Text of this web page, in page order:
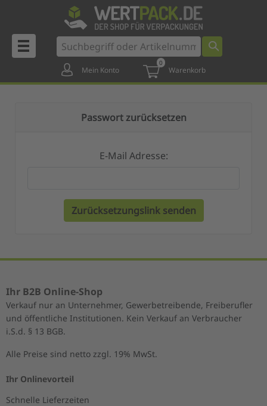
Mein Konto
0
Warenkorb
Passwort zurücksetzen
E-Mail Adresse:
Zurücksetzungslink senden
Ihr B2B Online-Shop
Verkauf nur an Unternehmer, Gewerbetreibende, Freiberufler
und öffentliche Institutionen. Kein Verkauf an Verbraucher
i.S.d. § 13 BGB.
Alle Preise sind netto zzgl. 19% MwSt.
Ihr Onlinevorteil
Schnelle Lieferzeiten